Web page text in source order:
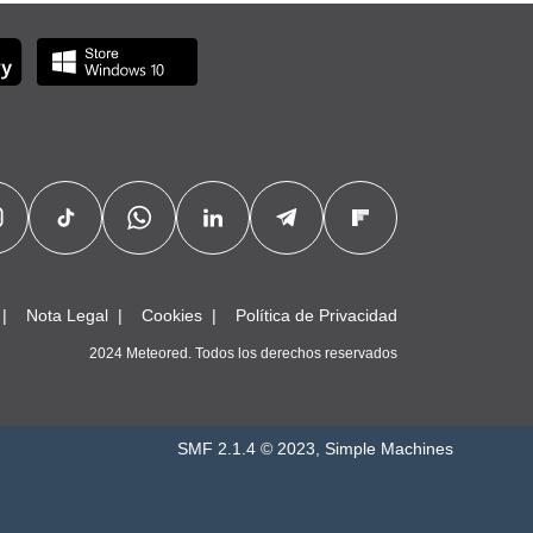
Nota Legal Cookies Política de Privacidad
2024 Meteored. Todos los derechos reservados
SMF 2.1.4 © 2023, Simple Machines